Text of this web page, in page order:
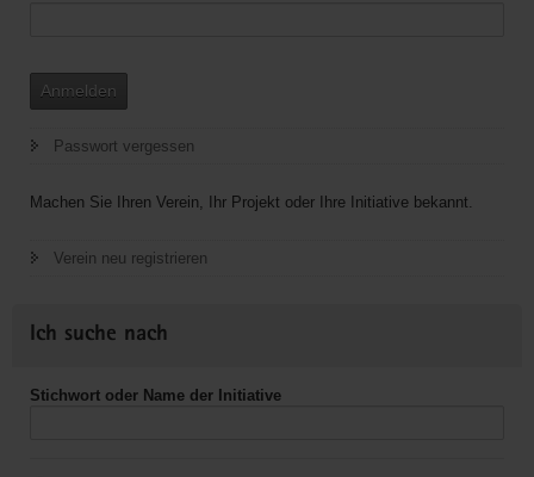
Anmelden
Passwort vergessen
Machen Sie Ihren Verein, Ihr Projekt oder Ihre Initiative bekannt.
Verein neu registrieren
Ich suche nach
Stichwort oder Name der Initiative